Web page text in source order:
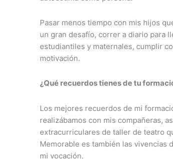
Pasar menos tiempo con mis hijos
un gran desafío, correr a diario para
estudiantiles y maternales, cumplir
motivación.
¿Qué recuerdos tienes de tu
Los mejores recuerdos de mi
realizábamos con mis compañeras,
extracurriculares de taller de teatro
Memorable es también las vivencias
mi vocación.